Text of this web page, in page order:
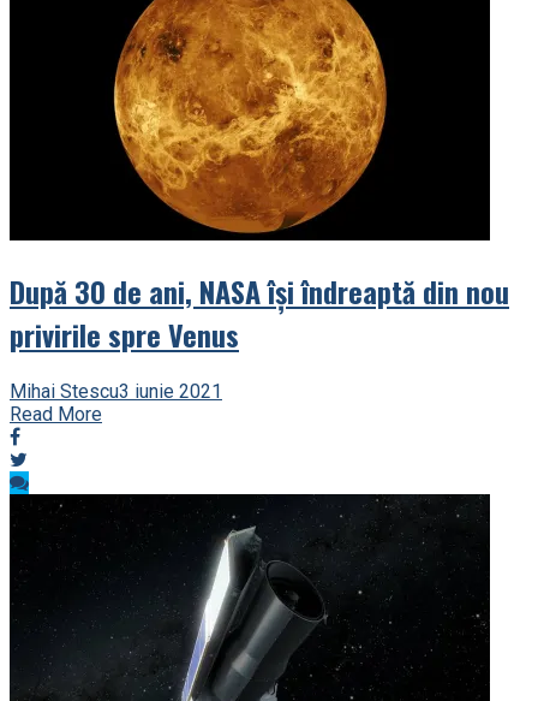
După 30 de ani, NASA își îndreaptă din nou
privirile spre Venus
Mihai Stescu3 iunie 2021
Read More